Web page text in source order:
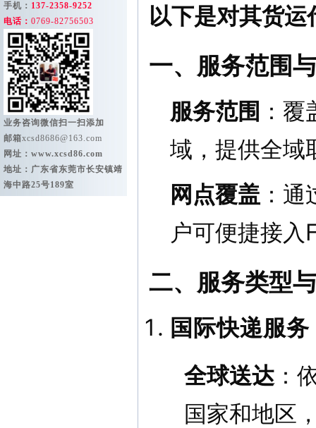
手机： 137-2358-9252
电话： 0769-82756503
业务咨询微信扫一扫添加
邮箱xcsd8686@163.com
网址： www.xcsd86.com
地址：广东省东莞市长安镇靖
海中路25号189室
以下是对其货
一、服务范围
服务范围 ：
域，提供全域
网点覆盖 ：
户可便捷接入
二、服务类型
国际快递服务
全球送达：
国家和地区